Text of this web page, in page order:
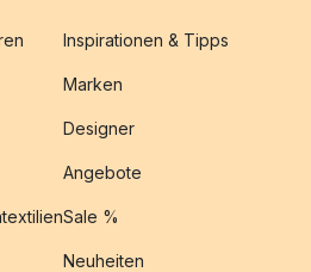
Inspirationen & Tipps
Marken
Designer
Angebote
Sale %
Neuheiten